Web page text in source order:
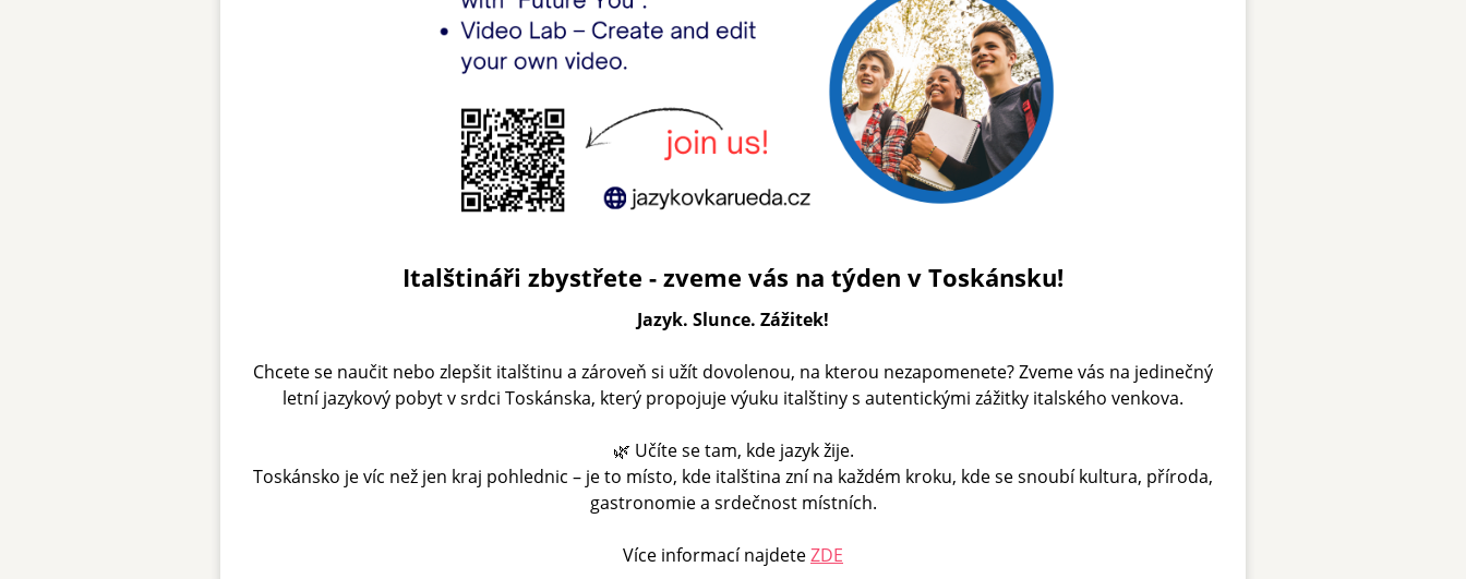
Italštináři zbystřete - zveme vás na týden v Toskánsku!
Jazyk. Slunce. Zážitek!
Chcete se naučit nebo zlepšit italštinu a zároveň si užít dovolenou, na kterou nezapomenete? Zveme vás na jedinečný
letní jazykový pobyt v srdci Toskánska, který propojuje výuku italštiny s autentickými zážitky italského venkova.
🌿 Učíte se tam, kde jazyk žije.
Toskánsko je víc než jen kraj pohlednic – je to místo, kde italština zní na každém kroku, kde se snoubí kultura, příroda,
gastronomie a srdečnost místních.
Více informací najdeteZDE